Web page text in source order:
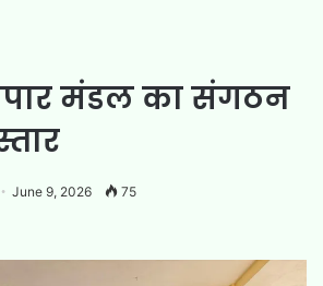
मंडल का संगठन
June 9, 2026 75